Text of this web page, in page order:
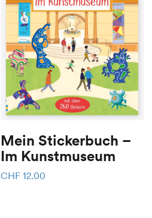
Mein Stickerbuch –
Im Kunstmuseum
CHF 12.00